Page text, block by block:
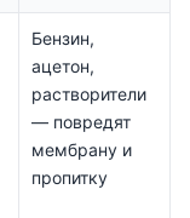
Бензин,
ацетон,
растворители
— повредят
мембрану и
пропитку